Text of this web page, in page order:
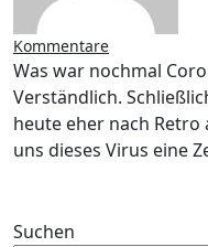
Kommentare
Was war nochmal Corona? Schon vergessen?
Verständlich.
heute eher nach Retro
uns dieses Virus eine
Suchen